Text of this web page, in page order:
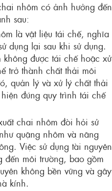
nhôm có ảnh hưởng đến
sau:
là vật liệu tái chế, nghĩa
dụng lại sau khi sử dụng.
được tái chế hoặc xử
trở thành chất thải môi
quản lý và xử lý chất thải
đúng quy trình tái chế
chai nhôm đòi hỏi sử
quặng nhôm và năng
Việc sử dụng tài nguyên
đến môi trường, bao gồm
không bền vững và gây
kính.